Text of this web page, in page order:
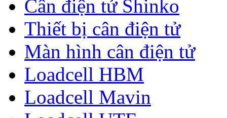
Cân điện tử Shinko
Thiết bị cân điện tử
Màn hình cân điện tử
Loadcell HBM
Loadcell Mavin